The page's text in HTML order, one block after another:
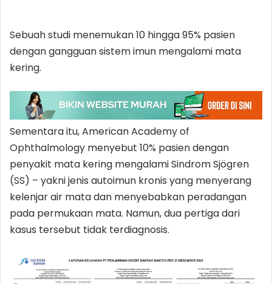
Sebuah studi menemukan 10 hingga 95% pasien
dengan gangguan sistem imun mengalami mata
kering.
Sementara itu, American Academy of
Ophthalmology menyebut 10% pasien dengan
penyakit mata kering mengalami Sindrom Sjögren
(SS) – yakni jenis autoimun kronis yang menyerang
kelenjar air mata dan menyebabkan peradangan
pada permukaan mata. Namun, dua pertiga dari
kasus tersebut tidak terdiagnosis.